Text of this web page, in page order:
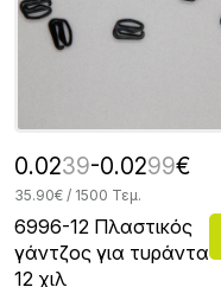
0.0239-0.0299€
35.90€ / 1500 Τεμ.
6996-12 Πλαστικός
γάντζος για τυράντα
12 χιλ